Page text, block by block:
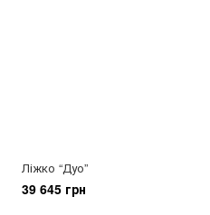
Ліжко “Дуо”
39 645 грн